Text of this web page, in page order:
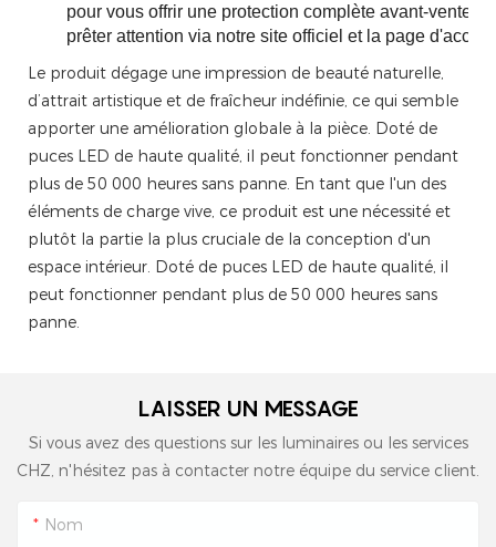
pour vous offrir une protection complète avant-vente
prêter attention via notre site officiel et la page
Le produit dégage une impression de beauté naturelle,
d’attrait artistique et de fraîcheur indéfinie, ce qui semble
apporter une amélioration globale à la pièce. Doté de
puces LED de haute qualité, il peut fonctionner pendant
plus de 50 000 heures sans panne. En tant que l'un des
éléments de charge vive, ce produit est une nécessité et
plutôt la partie la plus cruciale de la conception d'un
espace intérieur. Doté de puces LED de haute qualité, il
peut fonctionner pendant plus de 50 000 heures sans
panne.
LAISSER UN MESSAGE
Si vous avez des questions sur les luminaires ou les services
CHZ, n'hésitez pas à contacter notre équipe du service client.
Nom